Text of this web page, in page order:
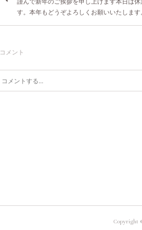
す。本年もどうぞよろしくお願いいたします。
コメント
Copyright